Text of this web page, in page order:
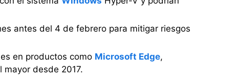
antes del 4 de febrero para mitigar riesgos
en productos como Microsoft Edge,
desde 2017.